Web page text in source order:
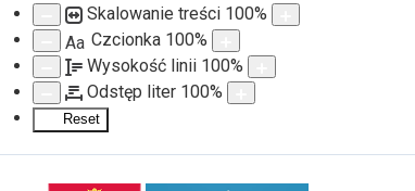
Skalowanie treści 100%
Aa Czcionka 100%
Wysokość linii 100%
Odstęp liter 100%
Reset